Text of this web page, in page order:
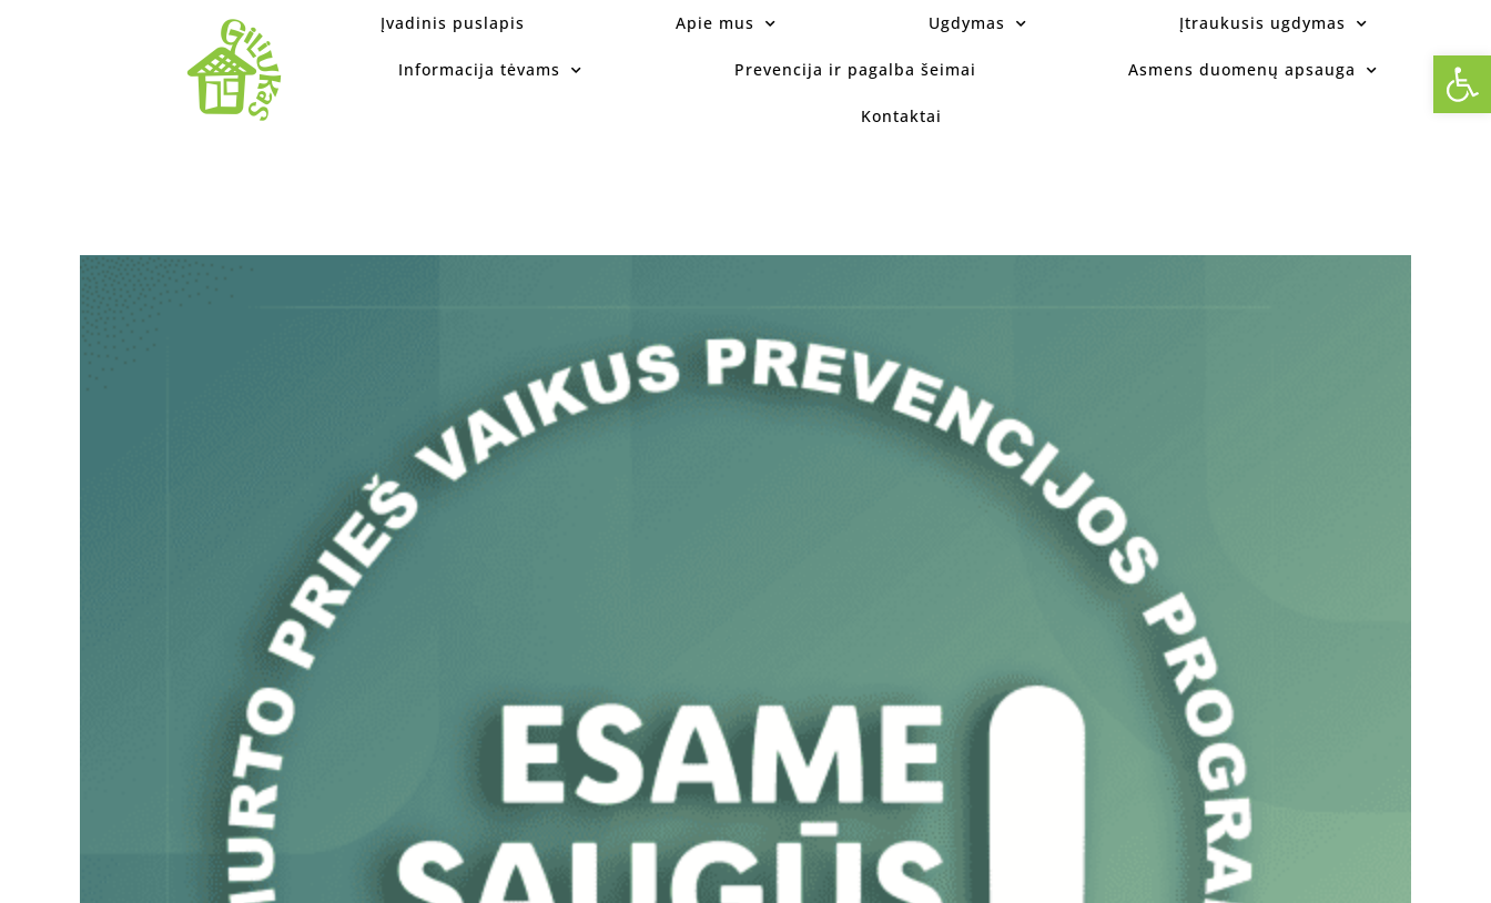
Įvadinis puslapis Apie mus Ugdymas Įtraukusis ugdymas
Informacija tėvams Prevencija ir pagalba šeimai Asmens duomenų apsauga
Kontaktai